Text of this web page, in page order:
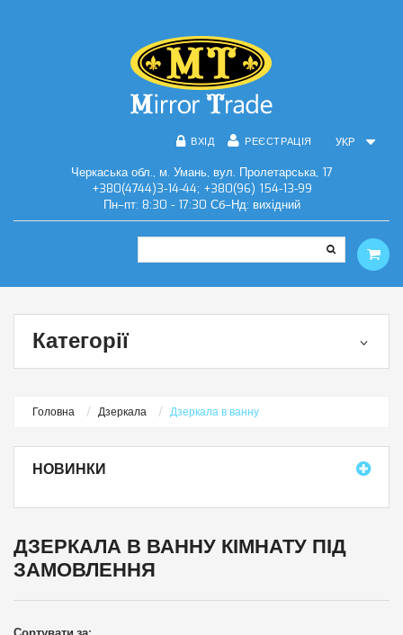
УКР
ВХІД РЕЄСТРАЦІЯ
Черкаська обл., м. Умань, вул. Пролетарська, 17
+380(4744)3-14-44; +380(96) 154-13-99
Пн–пт: 8:30 - 17:30 Сб–Нд: вихідний
Категорії
Головна Дзеркала Дзеркала в ванну
НОВИНКИ
ДЗЕРКАЛА В ВАННУ КІМНАТУ ПІД
ЗАМОВЛЕННЯ